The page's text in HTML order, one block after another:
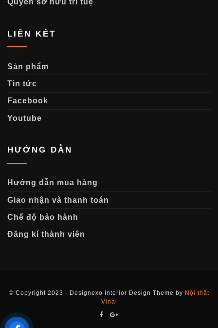
Quyền sở hữu trí tuệ
LIÊN KẾT
Sản phẩm
Tin tức
Facebook
Youtube
HƯỚNG DẪN
Hướng dẫn mua hàng
Giao nhận và thanh toán
Chế độ bảo hành
Đăng kí thành viên
© Copyright 2023 - Designexo Interior Design Theme by Nội thất
Vinai